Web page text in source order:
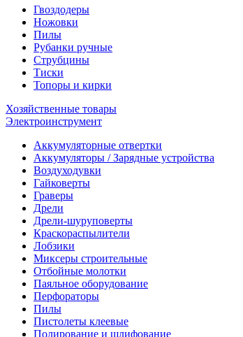
Гвоздодеры
Ножовки
Пилы
Рубанки ручные
Струбцины
Тиски
Топоры и кирки
Хозяйственные товары
Электроинструмент
Аккумуляторные отвертки
Аккумуляторы / Зарядные устройства
Воздуходувки
Гайковерты
Граверы
Дрели
Дрели-шуруповерты
Краскораспылители
Лобзики
Миксеры строительные
Отбойные молотки
Паяльное оборудование
Перфораторы
Пилы
Пистолеты клеевые
Полирование и шлифование